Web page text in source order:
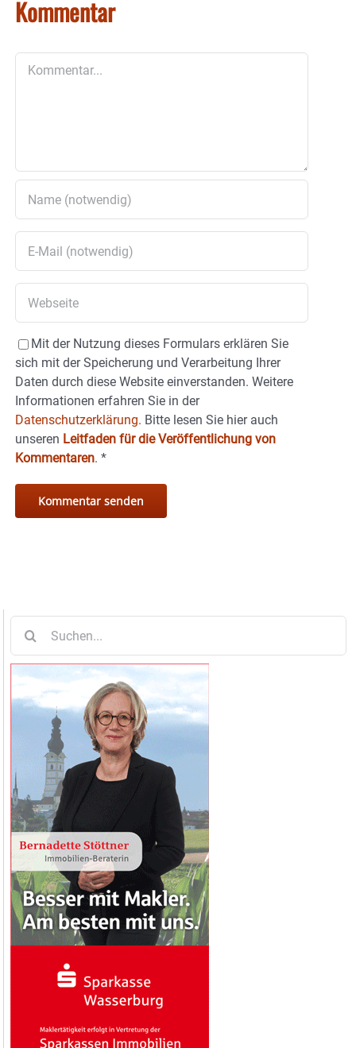
Kommentar
Mit der Nutzung dieses Formulars erklären Sie
sich mit der Speicherung und Verarbeitung Ihrer
Daten durch diese Website einverstanden. Weitere
Informationen erfahren Sie in der
Datenschutzerklärung. Bitte lesen Sie hier auch
unseren Leitfaden für die Veröffentlichung von
Kommentaren. *
nach: